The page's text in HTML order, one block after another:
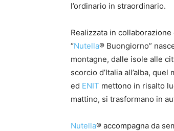
l’ordinario in straordinario.
Realizzata in collaborazione
“Nutella® Buongiorno”
montagne, dalle isole alle
scorcio d’Italia all’alba,
ed ENIT mettono in risalto
mattino, si trasformano in
Nutella® accompagna da